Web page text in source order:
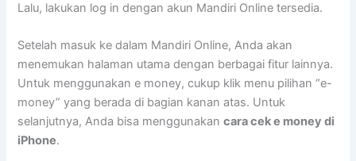
Lalu, lakukan log in dengan akun Mandiri Online tersedia.
Setelah masuk ke dalam Mandiri Online, Anda akan
menemukan halaman utama dengan berbagai fitur lainnya.
Untuk menggunakan e money, cukup klik menu pilihan “e-
money” yang berada di bagian kanan atas. Untuk
selanjutnya, Anda bisa menggunakancara cek e money di
iPhone.